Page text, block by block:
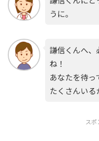
うに。
謙信くんへ、
ね！
あなたを待っ
たくさんいる
ス